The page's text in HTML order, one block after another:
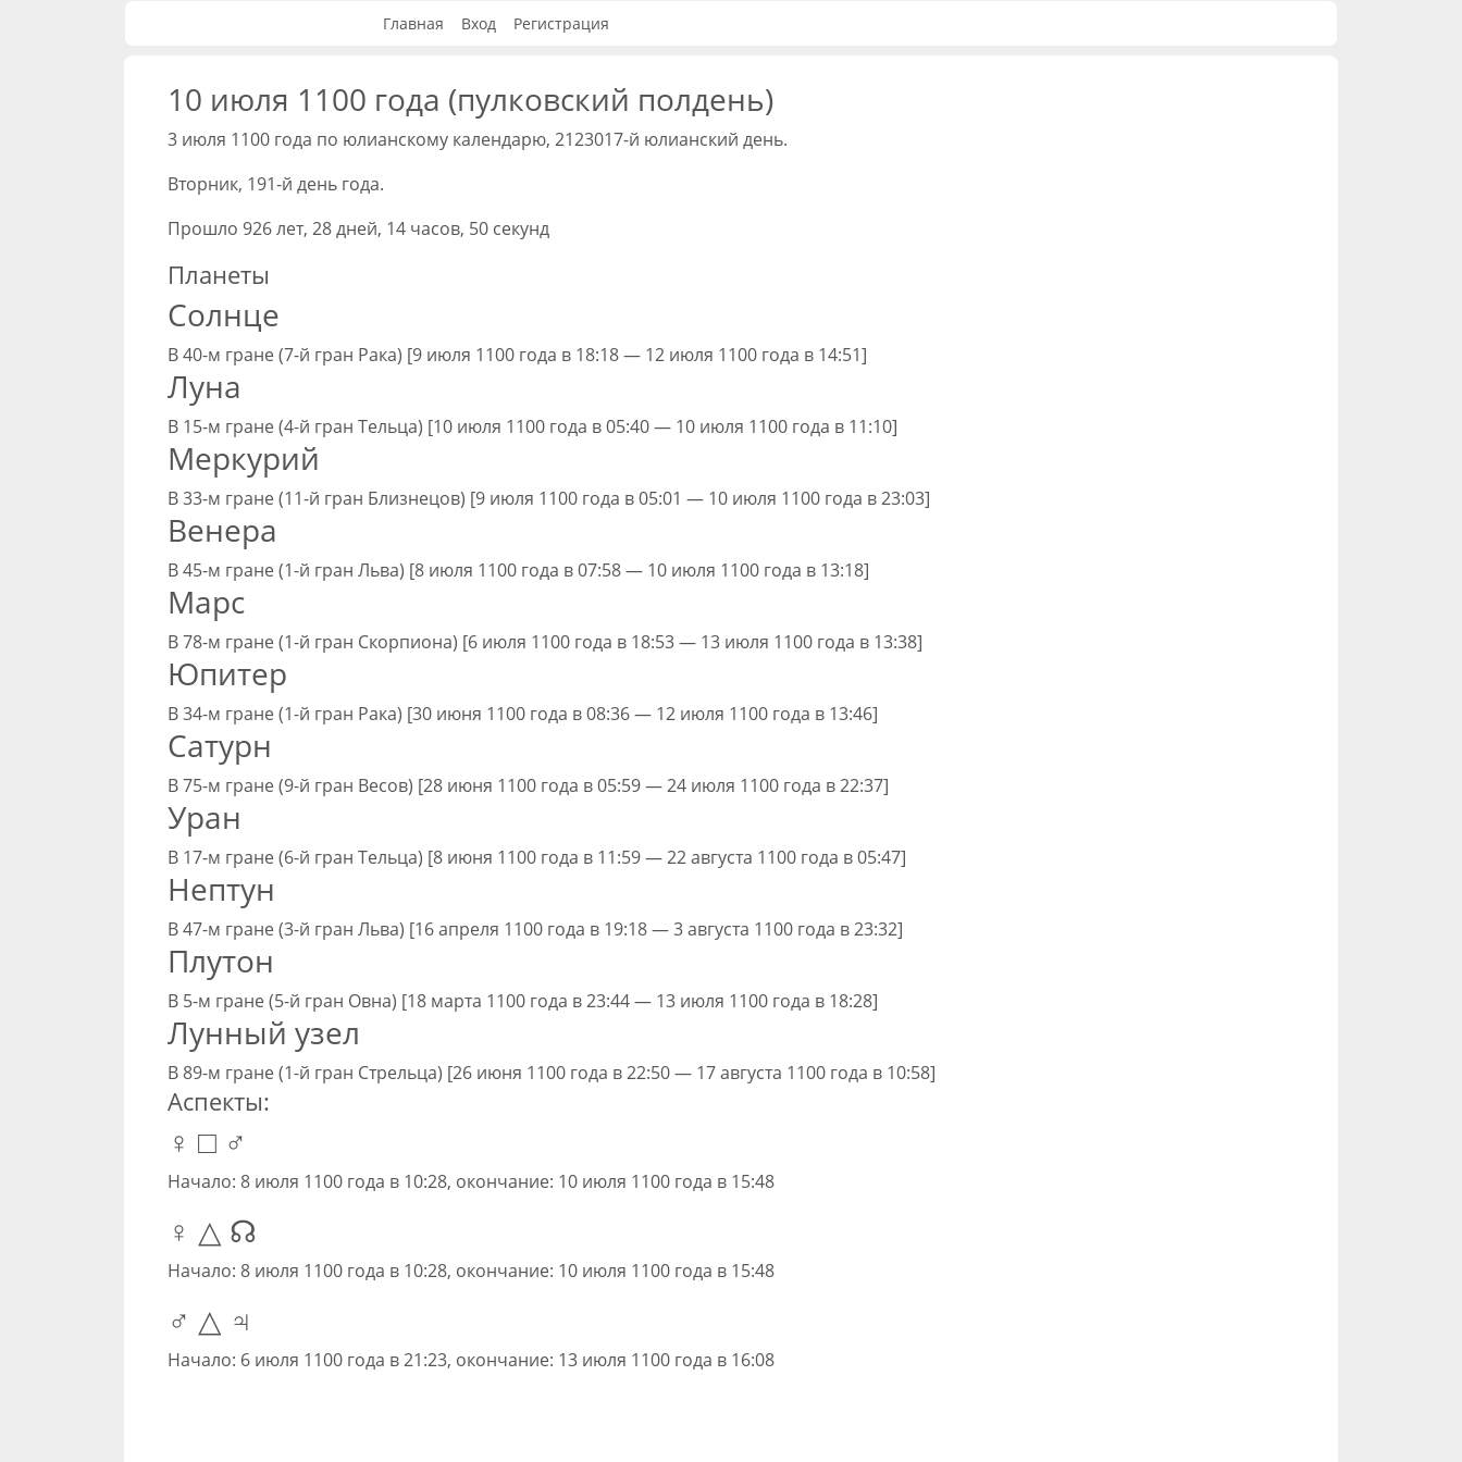
Главная Вход Регистрация
10 июля 1100 года (пулковский полдень)
3 июля 1100 года по юлианскому календарю, 2123017-й юлианский день.
Вторник, 191-й день года.
Прошло 926 лет, 28 дней, 14 часов, 50 секунд
Планеты
Солнце
В 40-м гране (7-й гран Рака) [9 июля 1100 года в 18:18 — 12 июля 1100 года в 14:51]
Луна
В 15-м гране (4-й гран Тельца) [10 июля 1100 года в 05:40 — 10 июля 1100 года в 11:10]
Меркурий
В 33-м гране (11-й гран Близнецов) [9 июля 1100 года в 05:01 — 10 июля 1100 года в 23:03]
Венера
В 45-м гране (1-й гран Льва) [8 июля 1100 года в 07:58 — 10 июля 1100 года в 13:18]
Марс
В 78-м гране (1-й гран Скорпиона) [6 июля 1100 года в 18:53 — 13 июля 1100 года в 13:38]
Юпитер
В 34-м гране (1-й гран Рака) [30 июня 1100 года в 08:36 — 12 июля 1100 года в 13:46]
Сатурн
В 75-м гране (9-й гран Весов) [28 июня 1100 года в 05:59 — 24 июля 1100 года в 22:37]
Уран
В 17-м гране (6-й гран Тельца) [8 июня 1100 года в 11:59 — 22 августа 1100 года в 05:47]
Нептун
В 47-м гране (3-й гран Льва) [16 апреля 1100 года в 19:18 — 3 августа 1100 года в 23:32]
Плутон
В 5-м гране (5-й гран Овна) [18 марта 1100 года в 23:44 — 13 июля 1100 года в 18:28]
Лунный узел
В 89-м гране (1-й гран Стрельца) [26 июня 1100 года в 22:50 — 17 августа 1100 года в 10:58]
Аспекты:
♀ □ ♂
Начало: 8 июля 1100 года в 10:28, окончание: 10 июля 1100 года в 15:48
♀ △ ☊
Начало: 8 июля 1100 года в 10:28, окончание: 10 июля 1100 года в 15:48
♂ △ ♃
Начало: 6 июля 1100 года в 21:23, окончание: 13 июля 1100 года в 16:08